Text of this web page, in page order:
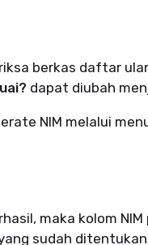
berkas daftar
dapat diubah
NIM melalui
maka kolom
sudah